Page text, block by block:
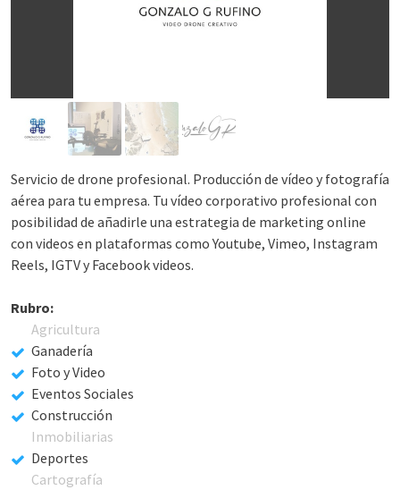
Servicio de drone profesional. Producción de vídeo y fotografía
aérea para tu empresa. Tu vídeo corporativo profesional con
posibilidad de añadirle una estrategia de marketing online
con videos en plataformas como Youtube, Vimeo, Instagram
Reels, IGTV y Facebook videos.
Rubro:
Agricultura
Ganadería
Foto y Video
Eventos Sociales
Construcción
Inmobiliarias
Deportes
Cartografía